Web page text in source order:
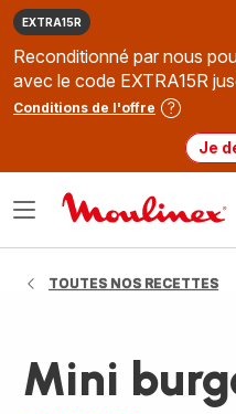
EXTRA15R
Reconditionné par nous
avec le code EXTRA15R
Conditions de l'offre
Je
Ouvrir
TOUTES NOS RECETTES
Mini